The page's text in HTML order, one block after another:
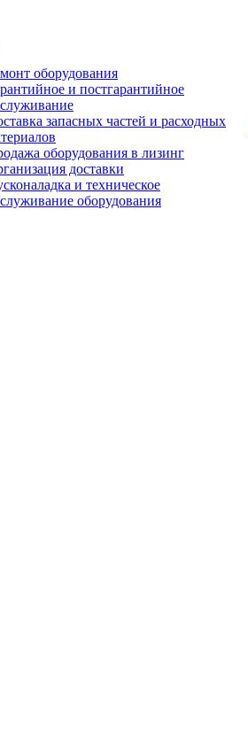
оборудования
и постгарантийное
запасных частей и расходных
оборудования в лизинг
доставки
и техническое
оборудования